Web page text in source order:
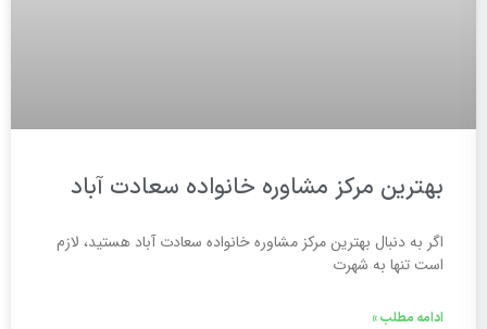
بهترین مرکز مشاوره خانواده سعادت آباد
اگر به دنبال بهترین مرکز مشاوره خانواده سعادت آباد هستید، لازم
است تنها به شهرت
ادامه مطلب »